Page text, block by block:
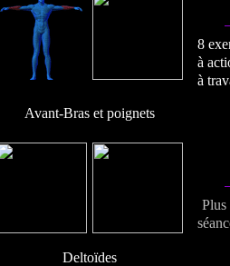
8
à
à
Avant-Bras et poignets
Plus
Deltoïdes